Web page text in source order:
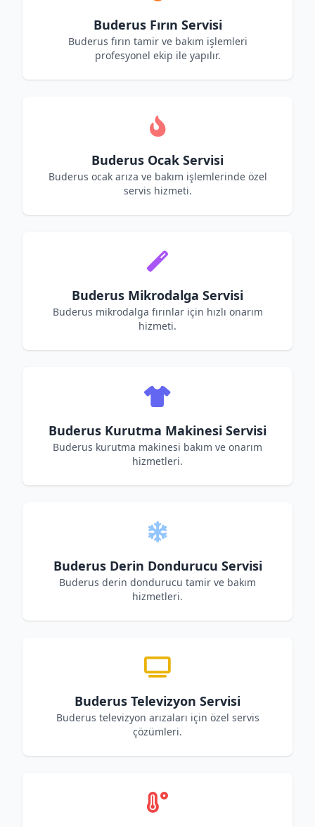
Buderus Fırın Servisi
Buderus fırın tamir ve bakım işlemleri
profesyonel ekip ile yapılır.
Buderus Ocak Servisi
Buderus ocak arıza ve bakım işlemlerinde özel
servis hizmeti.
Buderus Mikrodalga Servisi
Buderus mikrodalga fırınlar için hızlı onarım
hizmeti.
Buderus Kurutma Makinesi Servisi
Buderus kurutma makinesi bakım ve onarım
hizmetleri.
Buderus Derin Dondurucu Servisi
Buderus derin dondurucu tamir ve bakım
hizmetleri.
Buderus Televizyon Servisi
Buderus televizyon arızaları için özel servis
çözümleri.